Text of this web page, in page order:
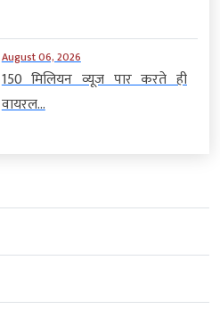
August 06, 2026
150 मिलियन व्यूज पार करते ही
वायरल...